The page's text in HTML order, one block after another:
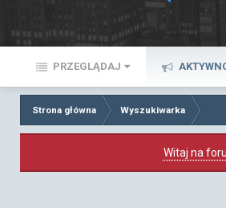
PRZEGLĄDAJ
Strona główna Wyszukiwarka
Witaj na